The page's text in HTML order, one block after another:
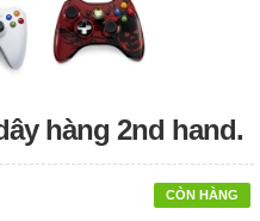
hàng 2nd hand.
CÒN HÀNG